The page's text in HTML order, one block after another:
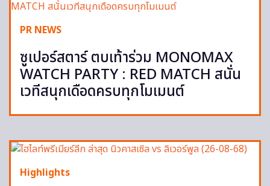
PR NEWS
ซูเปอร์สตาร์ ตบเท้าร่วม MONOMAX
WATCH PARTY : RED MATCH สนั่น
เวทีสนุกเดือดครบทุกโมเมนต์
Highlights